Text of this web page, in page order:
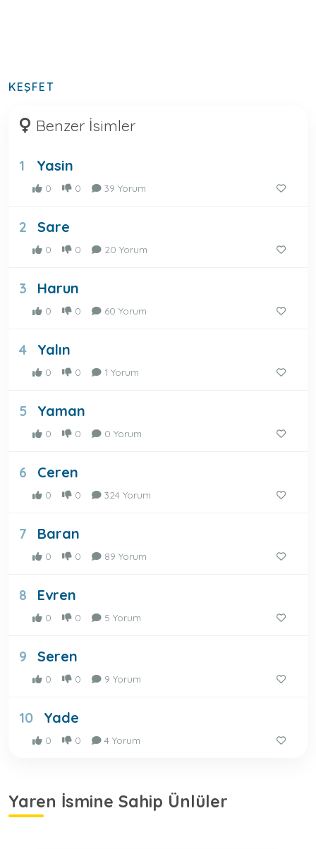
KEŞFET
Benzer İsimler
1 Yasin
0 0 39 Yorum
2 Sare
0 0 20 Yorum
3 Harun
0 0 60 Yorum
4 Yalın
0 0 1 Yorum
5 Yaman
0 0 0 Yorum
6 Ceren
0 0 324 Yorum
7 Baran
0 0 89 Yorum
8 Evren
0 0 5 Yorum
9 Seren
0 0 9 Yorum
10 Yade
0 0 4 Yorum
Yaren İsmine Sahip Ünlüler